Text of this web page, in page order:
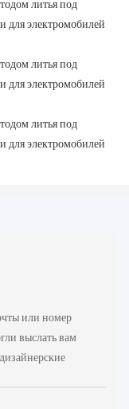
или номер
выслать вам